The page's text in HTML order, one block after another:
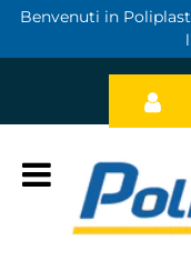
Benvenuti in